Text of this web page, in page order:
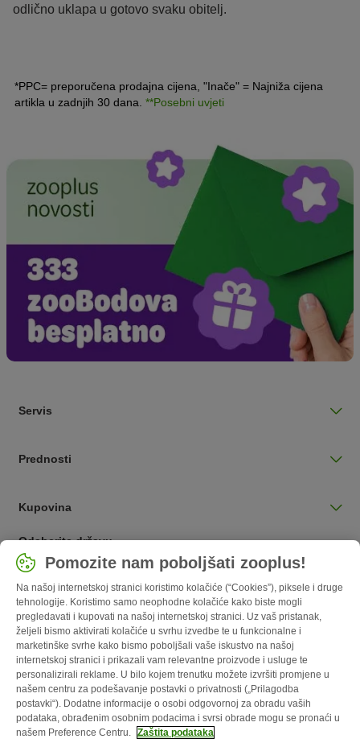
odlično uklapa u gotovo svaku obitelj.
*PPC= preporučena prodajna cijena, "Inače" = Najniža cijena
artikla u zadnjih 30 dana. **Posebni uvjeti
Servis
Prednosti
Kupovina
Odaberite državu
Hrvatska / HR
Follow zooplus
Pomozite nam poboljšati zooplus!
Na našoj internetskoj stranici koristimo kolačiće (“Cookies”), piksele i druge
tehnologije. Koristimo samo neophodne kolačiće kako biste mogli
pregledavati i kupovati na našoj internetskoj stranici. Uz vaš pristanak,
željeli bismo aktivirati kolačiće u svrhu izvedbe te u funkcionalne i
marketinške svrhe kako bismo poboljšali vaše iskustvo na našoj
internetskoj stranici i prikazali vam relevantne proizvode i usluge te
personalizirali reklame. U bilo kojem trenutku možete izvršiti promjene u
našem centru za podešavanje postavki o privatnosti („Prilagodba
postavki“). Dodatne informacije o osobi odgovornoj za obradu vaših
podataka, obrađenim osobnim podacima i svrsi obrade mogu se pronaći u
našem Preference Centru. Zaštita podataka